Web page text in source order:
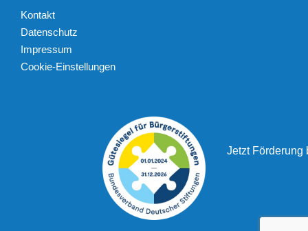
Kontakt
Datenschutz
Impressum
Cookie-Einstellungen
Jetzt Förderung